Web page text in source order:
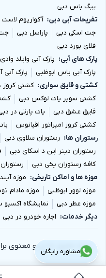
بیگ باس دبی
تفریحات آبی دبی
آکواریوم لاست
جت اسکی دبی
پاراسل دبی
فلای بورد دبی
پارک های آبی
پارک آبی وایلد وادی
پارک آبی یاس ابوظبی
پارک آبی
کشتی و قایق سواری
کشتی کروز
کشتی سوپر یات لوکس دبی
قایق عشق دبی
یات پارتی در
کشتی کروز امپراتور اقیانوس
رستوران ها
رستوران سلاوی دبی
رستوران دینر این د اسکای دبی
کافه رستوران یخی دبی
موزه ها و اماکن تاریخی
موزه
موزه لوور ابوظبی
موزه مادام
موزه عطر دبی
نمایشگاه
دیگر خدمات
اجاره خودرو در دبی
تمام حقوق مادی و معنوی
مشاوره رایگان